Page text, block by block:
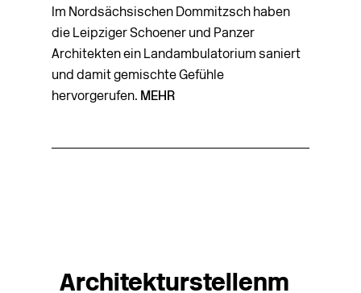
Im Nordsächsischen Dommitzsch haben
die Leipziger Schoener und Panzer
Architekten ein Landambulatorium saniert
und damit gemischte Gefühle
hervorgerufen. MEHR
Architekturstellenm